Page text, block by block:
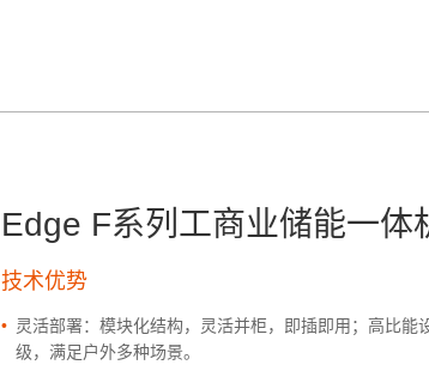
Edge F系列工商业储能一体
技术优势
• 灵活部署：模块化结构，灵活并柜，即插即用；高比能
级，满足户外多种场景。